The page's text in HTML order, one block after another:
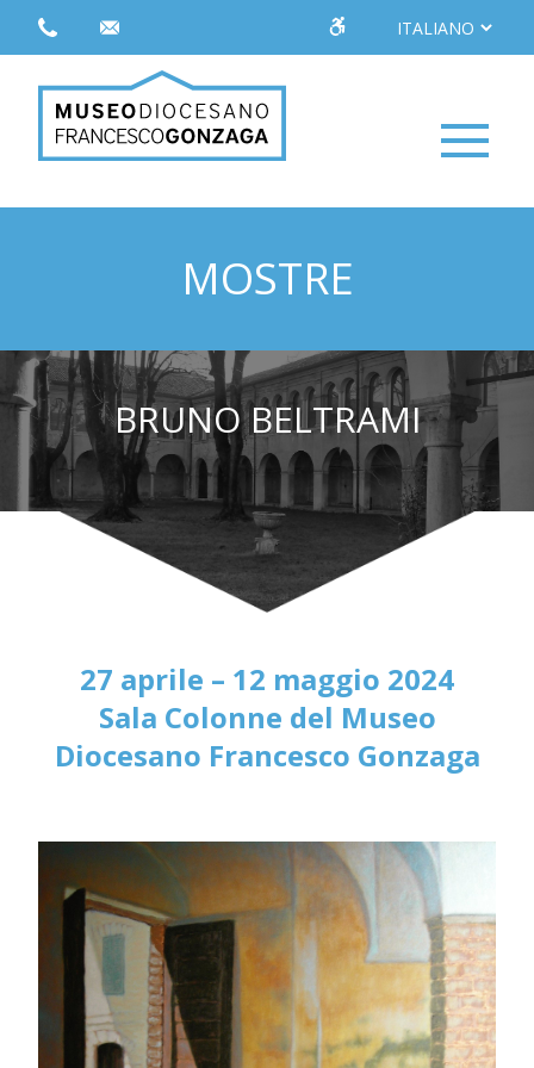
MOSTRE
BRUNO BELTRAMI
27 aprile – 12 maggio 2024
Sala Colonne del Museo
Diocesano Francesco Gonzaga